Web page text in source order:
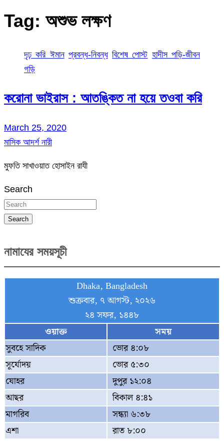
Tag: অশুভ লক্ষণ
দৃঢ় করি ঈমান প্রবন্ধ-নিবন্ধ বিশেষ পোস্ট হাদীস পড়ি-জীবন
গড়ি
করোনা ভাইরাস : আতঙ্কিত না হয়ে তওবা করি
March 25, 2020
মাসিক আদর্শ নারী
মুফতি সাখাওয়াত হোসাইন রাযী
Search
Search
নামাযের সময়সূচী
Dhaka, Bangladesh
শুক্রবার, ৭ আগস্ট, ২০২৬
২৪ সফর, ১৪৪৮
ওয়াক্ত
সময়
সুবহে সাদিক
ভোর ৪:০৮
সূর্যোদয়
ভোর ৫:৩০
যোহর
দুপুর ১২:০৪
আছর
বিকাল ৪:৪১
মাগরিব
সন্ধ্যা ৬:৩৮
এশা
রাত ৮:০০